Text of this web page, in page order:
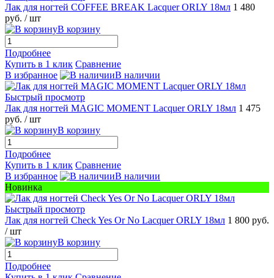
Лак для ногтей COFFEE BREAK Lacquer ORLY 18мл 1 480
руб. / шт
В корзину
Подробнее
Купить в 1 клик Сравнение
В избранное
В наличии
Быстрый просмотр
Лак для ногтей MAGIC MOMENT Lacquer ORLY 18мл 1 475
руб. / шт
В корзину
Подробнее
Купить в 1 клик Сравнение
В избранное
В наличии
Новинка
Быстрый просмотр
Лак для ногтей Check Yes Or No Lacquer ORLY 18мл 1 800 руб.
/ шт
В корзину
Подробнее